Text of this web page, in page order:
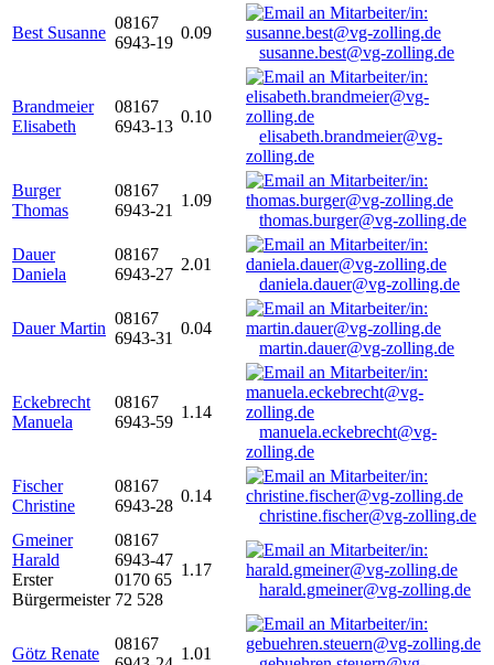
Best Susanne
08167
6943-19
0.09
susanne.best@vg-zolling.de
Brandmeier
Elisabeth
08167
6943-13
0.10
elisabeth.brandmeier@vg-
zolling.de
Burger
Thomas
08167
6943-21
1.09
thomas.burger@vg-zolling.de
Dauer
Daniela
08167
6943-27
2.01
daniela.dauer@vg-zolling.de
Dauer Martin
08167
6943-31
0.04
martin.dauer@vg-zolling.de
Eckebrecht
Manuela
08167
6943-59
1.14
manuela.eckebrecht@vg-
zolling.de
Fischer
Christine
08167
6943-28
0.14
christine.fischer@vg-zolling.de
Gmeiner
Harald
Erster
Bürgermeister
08167
6943-47
0170 65
72 528
1.17
harald.gmeiner@vg-zolling.de
Götz Renate
08167
1.01